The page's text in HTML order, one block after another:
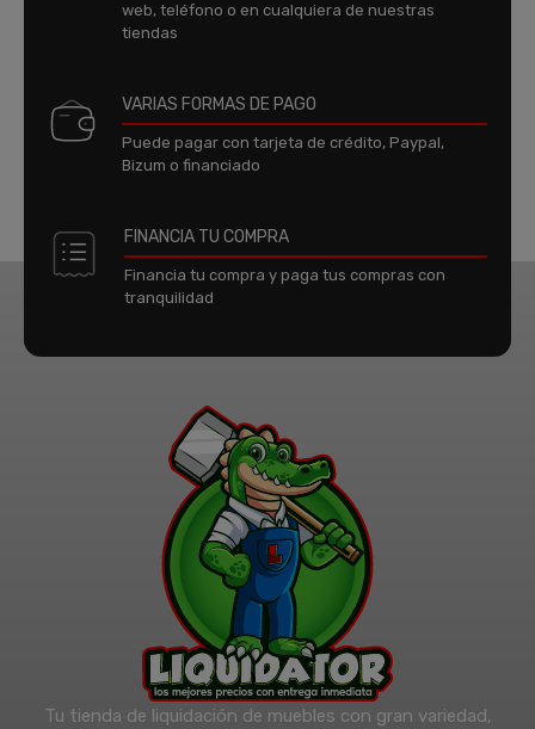
web, teléfono o en cualquiera de nuestras
tiendas
VARIAS FORMAS DE PAGO
Puede pagar con tarjeta de crédito, Paypal,
Bizum o financiado
FINANCIA TU COMPRA
Financia tu compra y paga tus compras con
tranquilidad
Tu tienda de liquidación de muebles con gran variedad,